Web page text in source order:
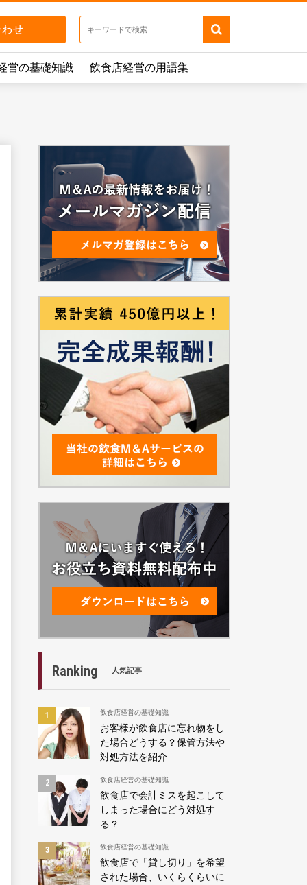
営の基礎知識 飲食店経営の用語集
Ranking 人気記事
飲食店経営の基礎知識
お客様が飲食店に忘れ物をし
た場合どうする？保管方法や
対処方法を紹介
飲食店経営の基礎知識
飲食店で会計ミスを起こして
しまった場合にどう対処す
る？
飲食店経営の基礎知識
飲食店で「貸し切り」を希望
された場合、いくらくらいに